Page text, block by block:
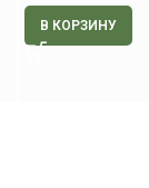
В КОРЗИНУ